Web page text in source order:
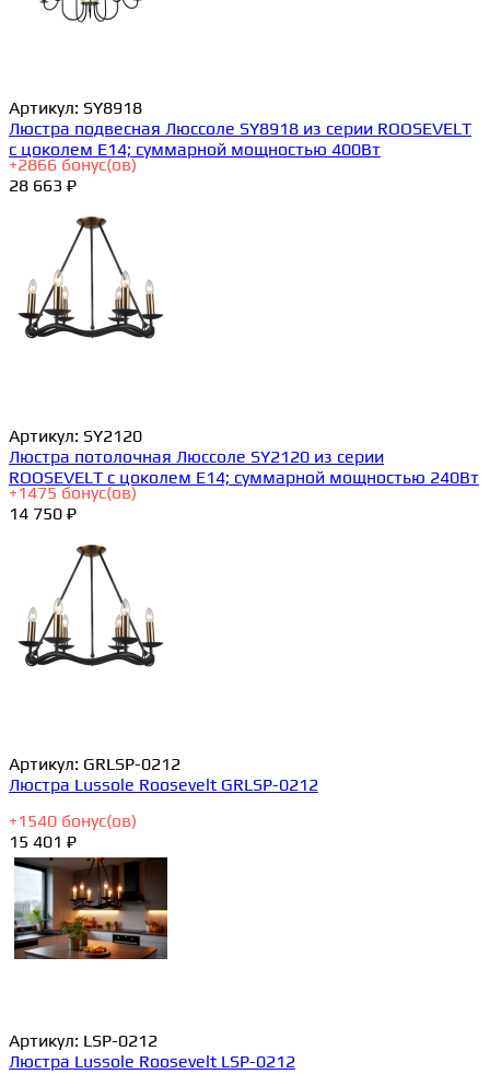
Артикул: SY8918
Люстра подвесная Люссоле SY8918 из серии ROOSEVELT
с цоколем E14; суммарной мощностью 400Вт
+2866 бонус(ов)
28 663 ₽
Артикул: SY2120
Люстра потолочная Люссоле SY2120 из серии
ROOSEVELT с цоколем E14; суммарной мощностью 240Вт
+1475 бонус(ов)
14 750 ₽
Артикул: GRLSP-0212
Люстра Lussole Roosevelt GRLSP-0212
+1540 бонус(ов)
15 401 ₽
Артикул: LSP-0212
Люстра Lussole Roosevelt LSP-0212